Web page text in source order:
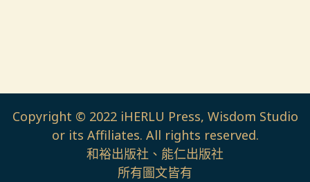
Copyright © 2022 iHERLU Press, Wisdom Studio
or its Affiliates. All rights reserved.
和裕出版社、能仁出版社
所有圖文皆有